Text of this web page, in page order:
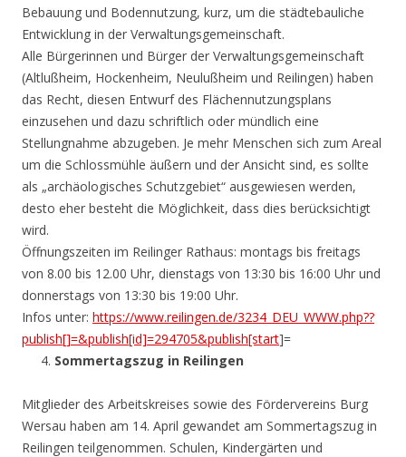
Bebauung und Bodennutzung, kurz, um die städtebauliche
Entwicklung in der Verwaltungsgemeinschaft.
Alle Bürgerinnen und Bürger der Verwaltungsgemeinschaft
(Altlußheim, Hockenheim, Neulußheim und Reilingen) haben
das Recht, diesen Entwurf des Flächennutzungsplans
einzusehen und dazu schriftlich oder mündlich eine
Stellungnahme abzugeben. Je mehr Menschen sich zum Areal
um die Schlossmühle äußern und der Ansicht sind, es sollte
als „archäologisches Schutzgebiet“ ausgewiesen werden,
desto eher besteht die Möglichkeit, dass dies berücksichtigt
wird.
Öffnungszeiten im Reilinger Rathaus: montags bis freitags
von 8.00 bis 12.00 Uhr, dienstags von 13:30 bis 16:00 Uhr und
donnerstags von 13:30 bis 19:00 Uhr.
Infos unter: https://www.reilingen.de/3234_DEU_WWW.php??
publish[]=&publish[id]=294705&publish[start]=
Sommertagszug in Reilingen
Mitglieder des Arbeitskreises sowie des Fördervereins Burg
Wersau haben am 14. April gewandet am Sommertagszug in
Reilingen teilgenommen. Schulen, Kindergärten und